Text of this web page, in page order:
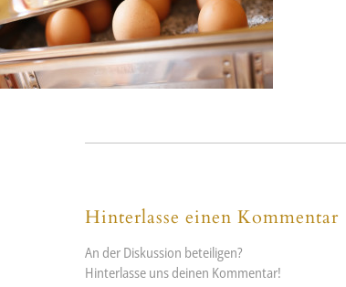
Hinterlasse einen Kommentar
An der Diskussion beteiligen?
Hinterlasse uns deinen Kommentar!